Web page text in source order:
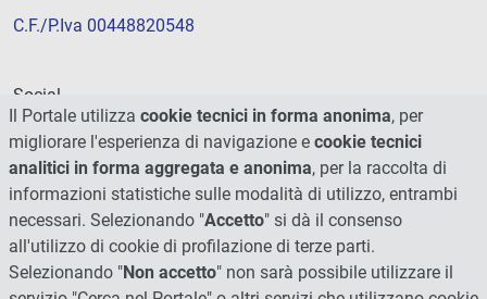
C.F./P.Iva 00448820548
Social
Il Portale utilizza cookie tecnici in forma anonima, per
migliorare l'esperienza di navigazione e cookie tecnici
analitici in forma aggregata e anonima, per la raccolta di
informazioni statistiche sulle modalità di utilizzo, entrambi
necessari. Selezionando "Accetto" si dà il consenso
all'utilizzo di cookie di profilazione di terze parti.
Selezionando "Non accetto" non sarà possibile utilizzare il